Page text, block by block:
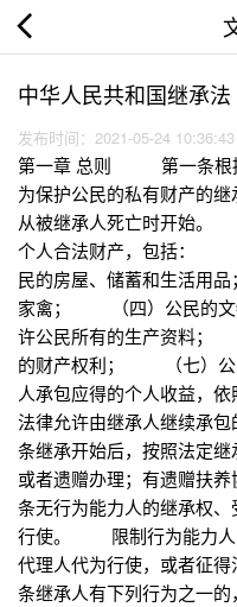
中华人民共和国继承法
发布时间：2021-05-24 10:36:43
第一章 总则 第一条根据
为保护公民的私有财产
从被继承人死亡时开始
个人合法财产，包括：
民的房屋、储蓄和生活
家禽； （四）公民的
许公民所有的生产资料
的财产权利； （七）
人承包应得的个人收益，
法律允许由继承人继续
条继承开始后，按照法定
或者遗赠办理；有遗赠
条无行为能力人的继承权
行使。 限制行为能力人
代理人代为行使，或者
条继承人有下列行为之